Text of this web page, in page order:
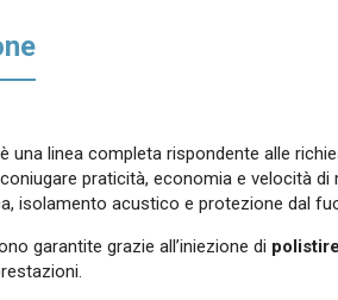
è una linea completa rispondente alle
praticità, economia e velocità
isolamento acustico e protezione dal
garantite grazie all’iniezione di